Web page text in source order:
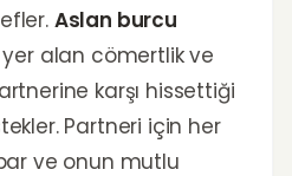
Aslan burcu
yer alan cömertlik ve
karşı hissettiği
Partneri için her
ve onun mutlu